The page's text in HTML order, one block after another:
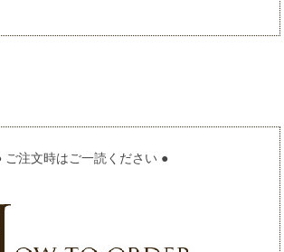
ご注文時はご一読ください ●